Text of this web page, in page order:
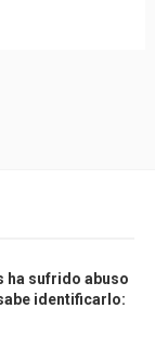
ha sufrido abuso
identificarlo: